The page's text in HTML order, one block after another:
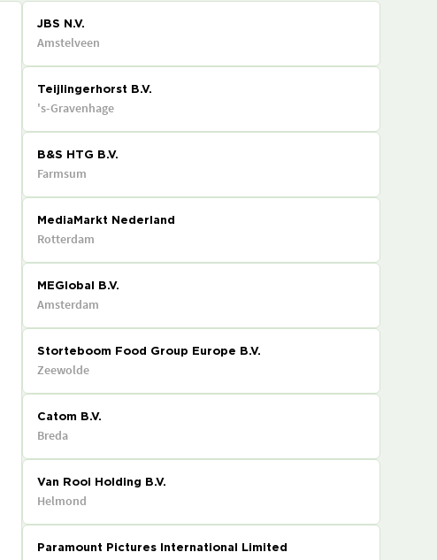
JBS N.V.
Amstelveen
Teijlingerhorst B.V.
's-Gravenhage
B&S HTG B.V.
Farmsum
MediaMarkt Nederland
Rotterdam
MEGlobal B.V.
Amsterdam
Storteboom Food Group Europe B.V.
Zeewolde
Catom B.V.
Breda
Van Rooi Holding B.V.
Helmond
Paramount Pictures International Limited